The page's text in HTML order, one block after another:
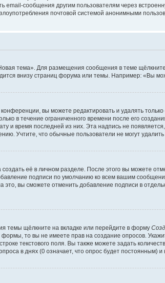
email-сообщения другим пользователям через
почтовой системой анонимными
тема». Для размещения сообщения в теме
внизу страниц форума или темы. Например: «Вы
вы можете редактировать и удалять
в течение ограниченного времени после его
и время последней из них. Эта надпись не
Учтите, что обычные пользователи не могут
её в личном разделе. После этого вы можете
подписи по умолчанию ко всем вашим
это, вы сможете отменить добавление подписи в
темы щёлкните на вкладке или перейдите в форму
то вы не имеете прав на создание опросов.
текстового поля. Вы также можете задать
в днях (0 означает, что опрос будет постоянным)